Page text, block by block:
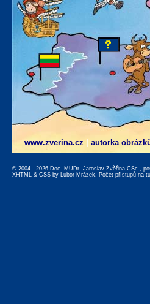
www.zverina.cz autorka
© 2004 - 2026 Doc. MUDr. Jaroslav Zvěřina CSc.,
XHTML & CSS by Lubor Mrázek. Počet přístupů na